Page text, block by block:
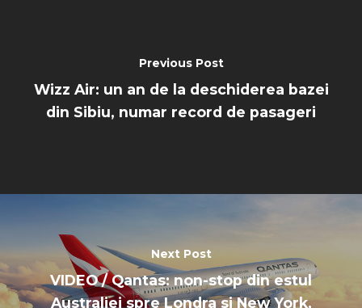
Previous Post
Wizz Air: un an de la deschiderea bazei
din Sibiu, numar record de pasageri
Next Post
VIDEO / Qantas: non-stop din estul
Australiei spre Londra si New York,